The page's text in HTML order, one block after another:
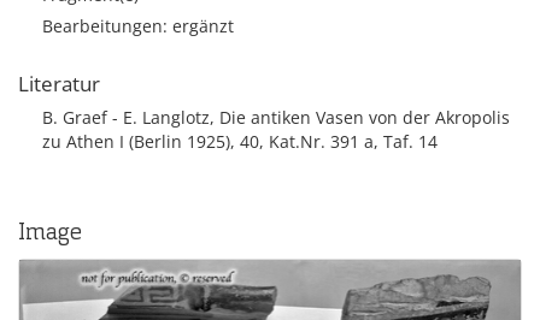
Bearbeitungen: ergänzt
Literatur
B. Graef - E. Langlotz, Die antiken Vasen von der Akropolis
zu Athen I (Berlin 1925), 40, Kat.Nr. 391 a, Taf. 14
Image